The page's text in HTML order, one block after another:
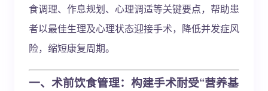
食调理、作息规划、心理调适等关键要点，帮助患
者以最佳生理及心理状态迎接手术，降低并发症风
险，缩短康复周期。
一、术前饮食管理：构建手术耐受“营养基